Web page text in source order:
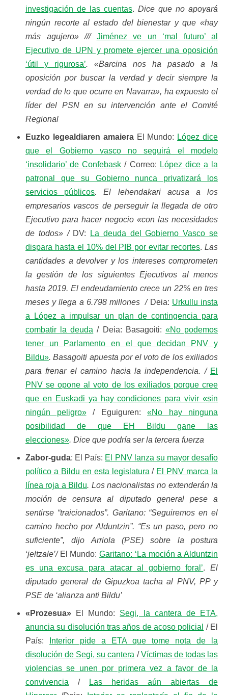
investigación de las cuentas. Dice que no apoyará
ningún recorte al estado del bienestar y que «hay
más agujero» /// Jiménez ve un ‘mal futuro’ al
Ejecutivo de UPN y promete ejercer una oposición
‘útil y rigurosa’. «Barcina nos ha pasado a la
oposición por buscar la verdad y decir siempre la
verdad de lo que ocurre en Navarra», ha expuesto el
líder del PSN en su intervención ante el Comité
Regional
Euzko legealdiaren amaieraEl Mundo: López dice
que el Gobierno vasco no seguirá el modelo
‘insolidario’ de Confebask / Correo: López dice a la
patronal que su Gobierno nunca privatizará los
servicios públicos. El lehendakari acusa a los
empresarios vascos de perseguir la llegada de otro
Ejecutivo para hacer negocio «con las necesidades
de todos» / DV:
La deuda del Gobierno Vasco se
dispara hasta el 10% del PIB por evitar recortes.Las
cantidades a devolver y los intereses comprometen
la gestión de los siguientes Ejecutivos al menos
hasta 2019. El endeudamiento crece un 22% en tres
meses y llega a 6.798 millones / Deia: Urkullu insta
a López a impulsar un plan de contingencia para
combatir la deuda / Deia: Basagoiti: «No podemos
tener un Parlamento en el que decidan PNV y
Bildu». Basagoiti apuesta por el voto de los exiliados
para frenar el camino hacia la independencia. / El
PNV se opone al voto de los exiliados porque cree
que en Euskadi ya hay condiciones para vivir «sin
ningún peligro»/ Eguiguren: «No hay ninguna
posibilidad de que EH Bildu gane las
elecciones». Dice que podría ser la tercera fuerza
Zabor-guda: El País: El PNV lanza su mayor desafío
político a Bildu en esta legislatura / El PNV marca la
línea roja a Bildu. Los nacionalistas no extenderán la
moción de censura al diputado general pese a
sentirse “traicionados”. Garitano: “Seguiremos en el
camino hecho por Alduntzin”. “Es un paso, pero no
suficiente”, dijo Arriola (PSE) sobre la postura
‘jeltzale’/ El Mundo:Garitano: ‘ La moción a Alduntzin
es una excusa para atacar al gobierno foral’. El
diputado general de Gipuzkoa tacha al PNV, PP y
PSE de ‘alianza anti Bildu’
«Prozesua» El Mundo: Segi, la cantera de ETA,
anuncia su disolución tras años de acoso policial / El
País:
Interior pide a ETA que tome nota de la
disolución de Segi, su cantera /Víctimas de todas las
violencias se unen por primera vez a favor de la
convivencia /
Las heridas aún abiertas de